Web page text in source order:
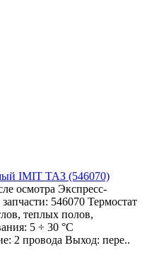
IMIT ТАЗ (546070)
осмотра Экспресс-
546070 Термостат
теплых полов,
5 ÷ 30 °C
2 провода Выход: пере..